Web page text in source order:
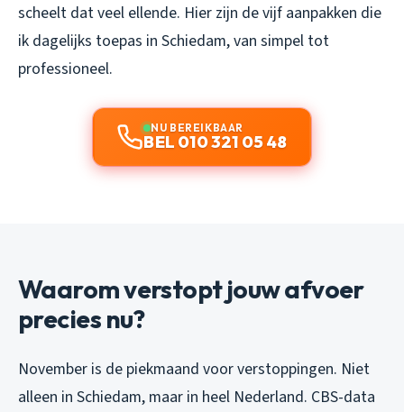
scheelt dat veel ellende. Hier zijn de vijf aanpakken die
ik dagelijks toepas in Schiedam, van simpel tot
professioneel.
NU BEREIKBAAR
BEL 010 321 05 48
Waarom verstopt jouw afvoer
precies nu?
November is de piekmaand voor verstoppingen. Niet
alleen in Schiedam, maar in heel Nederland. CBS-data